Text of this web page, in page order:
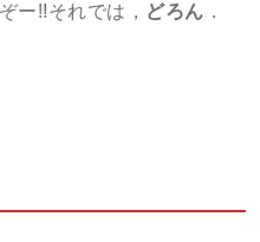
ー!!それでは， どろん ．